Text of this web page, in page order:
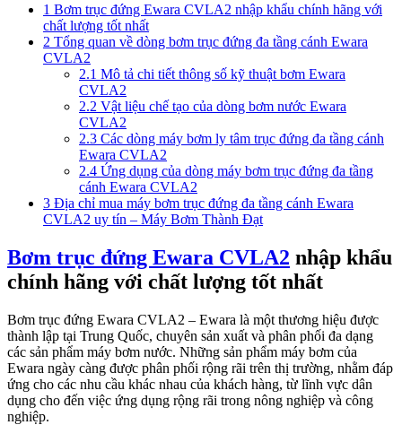
1 Bơm trục đứng Ewara CVLA2 nhập khẩu chính hãng với
chất lượng tốt nhất
2 Tổng quan về dòng bơm trục đứng đa tầng cánh Ewara
CVLA2
2.1 Mô tả chi tiết thông số kỹ thuật bơm Ewara
CVLA2
2.2 Vật liệu chế tạo của dòng bơm nước Ewara
CVLA2
2.3 Các dòng máy bơm ly tâm trục đứng đa tầng cánh
Ewara CVLA2
2.4 Ứng dụng của dòng máy bơm trục đứng đa tầng
cánh Ewara CVLA2
3 Địa chỉ mua máy bơm trục đứng đa tầng cánh Ewara
CVLA2 uy tín – Máy Bơm Thành Đạt
Bơm trục đứng Ewara CVLA2 nhập khẩu
chính hãng với chất lượng tốt nhất
Bơm trục đứng Ewara CVLA2 – Ewara là một thương hiệu được
thành lập tại Trung Quốc, chuyên sản xuất và phân phối đa dạng
các sản phẩm máy bơm nước. Những sản phẩm máy bơm của
Ewara ngày càng được phân phối rộng rãi trên thị trường, nhằm đáp
ứng cho các nhu cầu khác nhau của khách hàng, từ lĩnh vực dân
dụng cho đến việc ứng dụng rộng rãi trong nông nghiệp và công
nghiệp.